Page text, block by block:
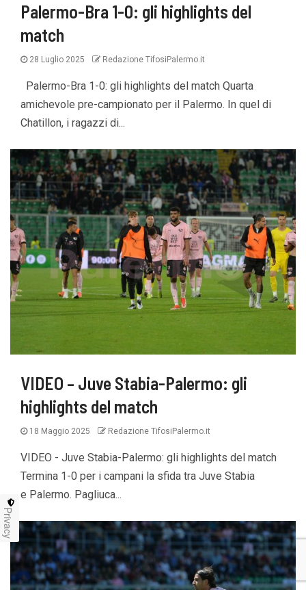
Palermo-Bra 1-0: gli highlights del
match
28 Luglio 2025 Redazione TifosiPalermo.it
Palermo-Bra 1-0: gli highlights del match Quarta
amichevole pre-campionato per il Palermo. In quel di
Chatillon, i ragazzi di...
VIDEO – Juve Stabia-Palermo: gli
highlights del match
18 Maggio 2025 Redazione TifosiPalermo.it
VIDEO - Juve Stabia-Palermo: gli highlights del match
Termina 1-0 per i campani la sfida tra Juve Stabia
e Palermo. Pagliuca...
Privacy